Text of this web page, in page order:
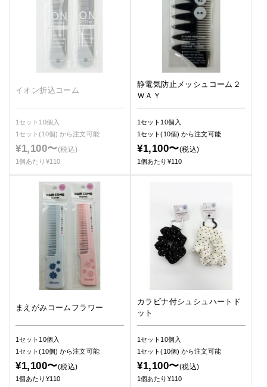
イオン折込コーム
1セット10個入
1セット(10個)から注文可能
¥1,100〜(税込)
1個あたり¥110
静電気防止メッシュコーム２
ＷＡＹ
1セット10個入
1セット(10個)から注文可能
¥1,100〜(税込)
1個あたり¥110
まえがみコームフラワー
1セット10個入
1セット(10個)から注文可能
¥1,100〜(税込)
1個あたり¥110
カラビナ付シュシュハートド
ット
1セット10個入
1セット(10個)から注文可能
¥1,100〜(税込)
1個あたり¥110